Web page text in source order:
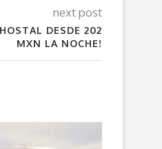
next post
DESDE 202
MXN LA NOCHE!